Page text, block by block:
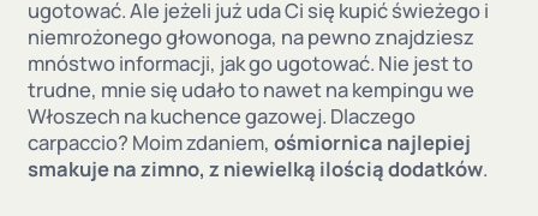
ugotować. Ale jeżeli już uda Ci się kupić świeżego i
niemrożonego głowonoga, na pewno znajdziesz
mnóstwo informacji, jak go ugotować. Nie jest to
trudne, mnie się udało to nawet na kempingu we
Włoszech na kuchence gazowej. Dlaczego
carpaccio? Moim zdaniem,ośmiornica najlepiej
smakuje na zimno, z niewielką ilością dodatków.